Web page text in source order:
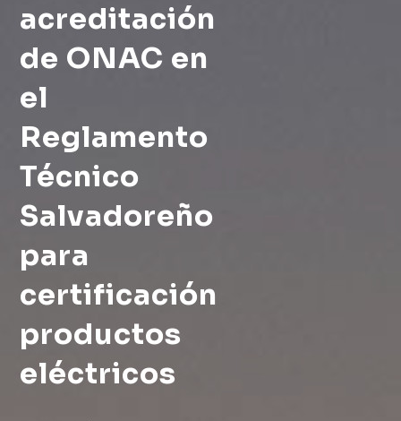
acreditación
de ONAC en
el
Reglamento
Técnico
Salvadoreño
para
certificación
productos
eléctricos